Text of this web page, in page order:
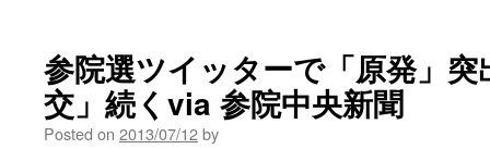
知
事
の
フ
参院選ツイッターで「原発」
交」続くvia 参院中央新聞
Posted on 2013/07/12by